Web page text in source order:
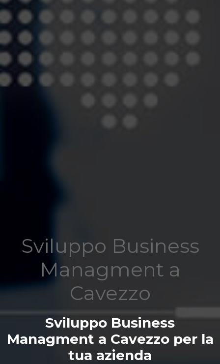
Sviluppo Business
Managment a
Cavezzo
Sviluppo Business
Managment a Cavezzo per la
tua azienda